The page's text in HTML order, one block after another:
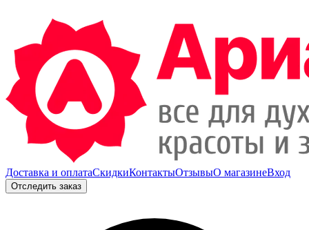
Доставка и оплатаСкидкиКонтактыОтзывыО магазинеВход
Отследить заказ